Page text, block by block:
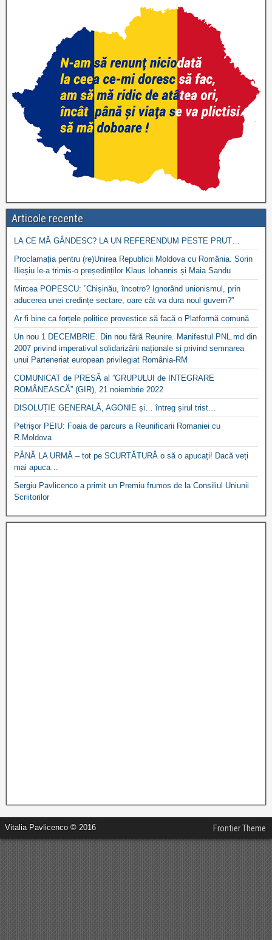
Articole recente
LA CE MĂ GÂNDESC? LA UN REFERENDUM PESTE PRUT…
Proclamația pentru (re)Unirea Republicii Moldova cu România. Sorin
Ilieșiu le-a trimis-o președinților Klaus Iohannis și Maia Sandu
Mircea POPESCU: ”Chișinău, încotro? Ignorând unionismul, prin
aducerea unei credințe sectare, oare cât va dura noul guvern?”
Ar fi bine ca forțele politice provestice să facă o Platformă comună
Un nou 1 DECEMBRIE. Din nou fără Reunire. Manifestul PNL.md din
2007 privind imperativul solidarizării naționale si privind semnarea
unui Parteneriat european privilegiat România-RM
COMUNICAT de PRESĂ al ”GRUPULUI de INTEGRARE
ROMÂNEASCĂ” (GIR), 21 noiembrie 2022
DISOLUȚIE GENERALĂ, AGONIE și… întreg șirul trist…
Petrișor PEIU: Foaia de parcurs a Reunificarii Romaniei cu
R.Moldova
PÂNĂ LA URMĂ – tot pe SCURTĂTURĂ o să o apucați! Dacă veți
mai apuca…
Sergiu Pavlicenco a primit un Premiu frumos de la Consiliul Uniunii
Scriitorilor
Vitalia Pavlicenco © 2016 Frontier Theme